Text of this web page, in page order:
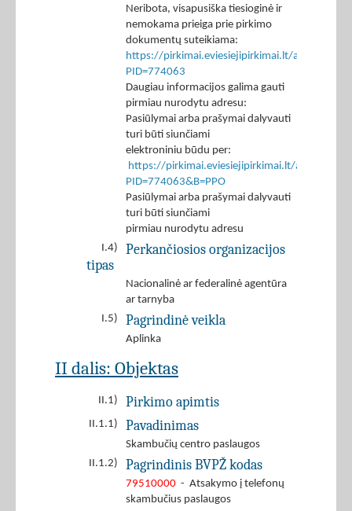
Neribota, visapusiška tiesioginė ir
nemokama prieiga prie pirkimo
dokumentų suteikiama:
https://pirkimai.eviesiejipirkimai.lt/app/rfq/
PID=774063
Daugiau informacijos galima gauti
pirmiau nurodytu adresu:
Pasiūlymai arba prašymai dalyvauti
turi būti siunčiami
elektroniniu būdu per:
https://pirkimai.eviesiejipirkimai.lt/app/rfq/
PID=774063&B=PPO
Pasiūlymai arba prašymai dalyvauti
turi būti siunčiami
pirmiau nurodytu adresu
I.4)
Perkančiosios organizacijos
tipas
Nacionalinė ar federalinė agentūra
ar tarnyba
I.5)
Pagrindinė veikla
Aplinka
II dalis: Objektas
II.1) Pirkimo apimtis
II.1.1) Pavadinimas
Skambučių centro paslaugos
II.1.2)
Pagrindinis BVPŽ kodas
79510000 - Atsakymo į telefonų
skambučius paslaugos